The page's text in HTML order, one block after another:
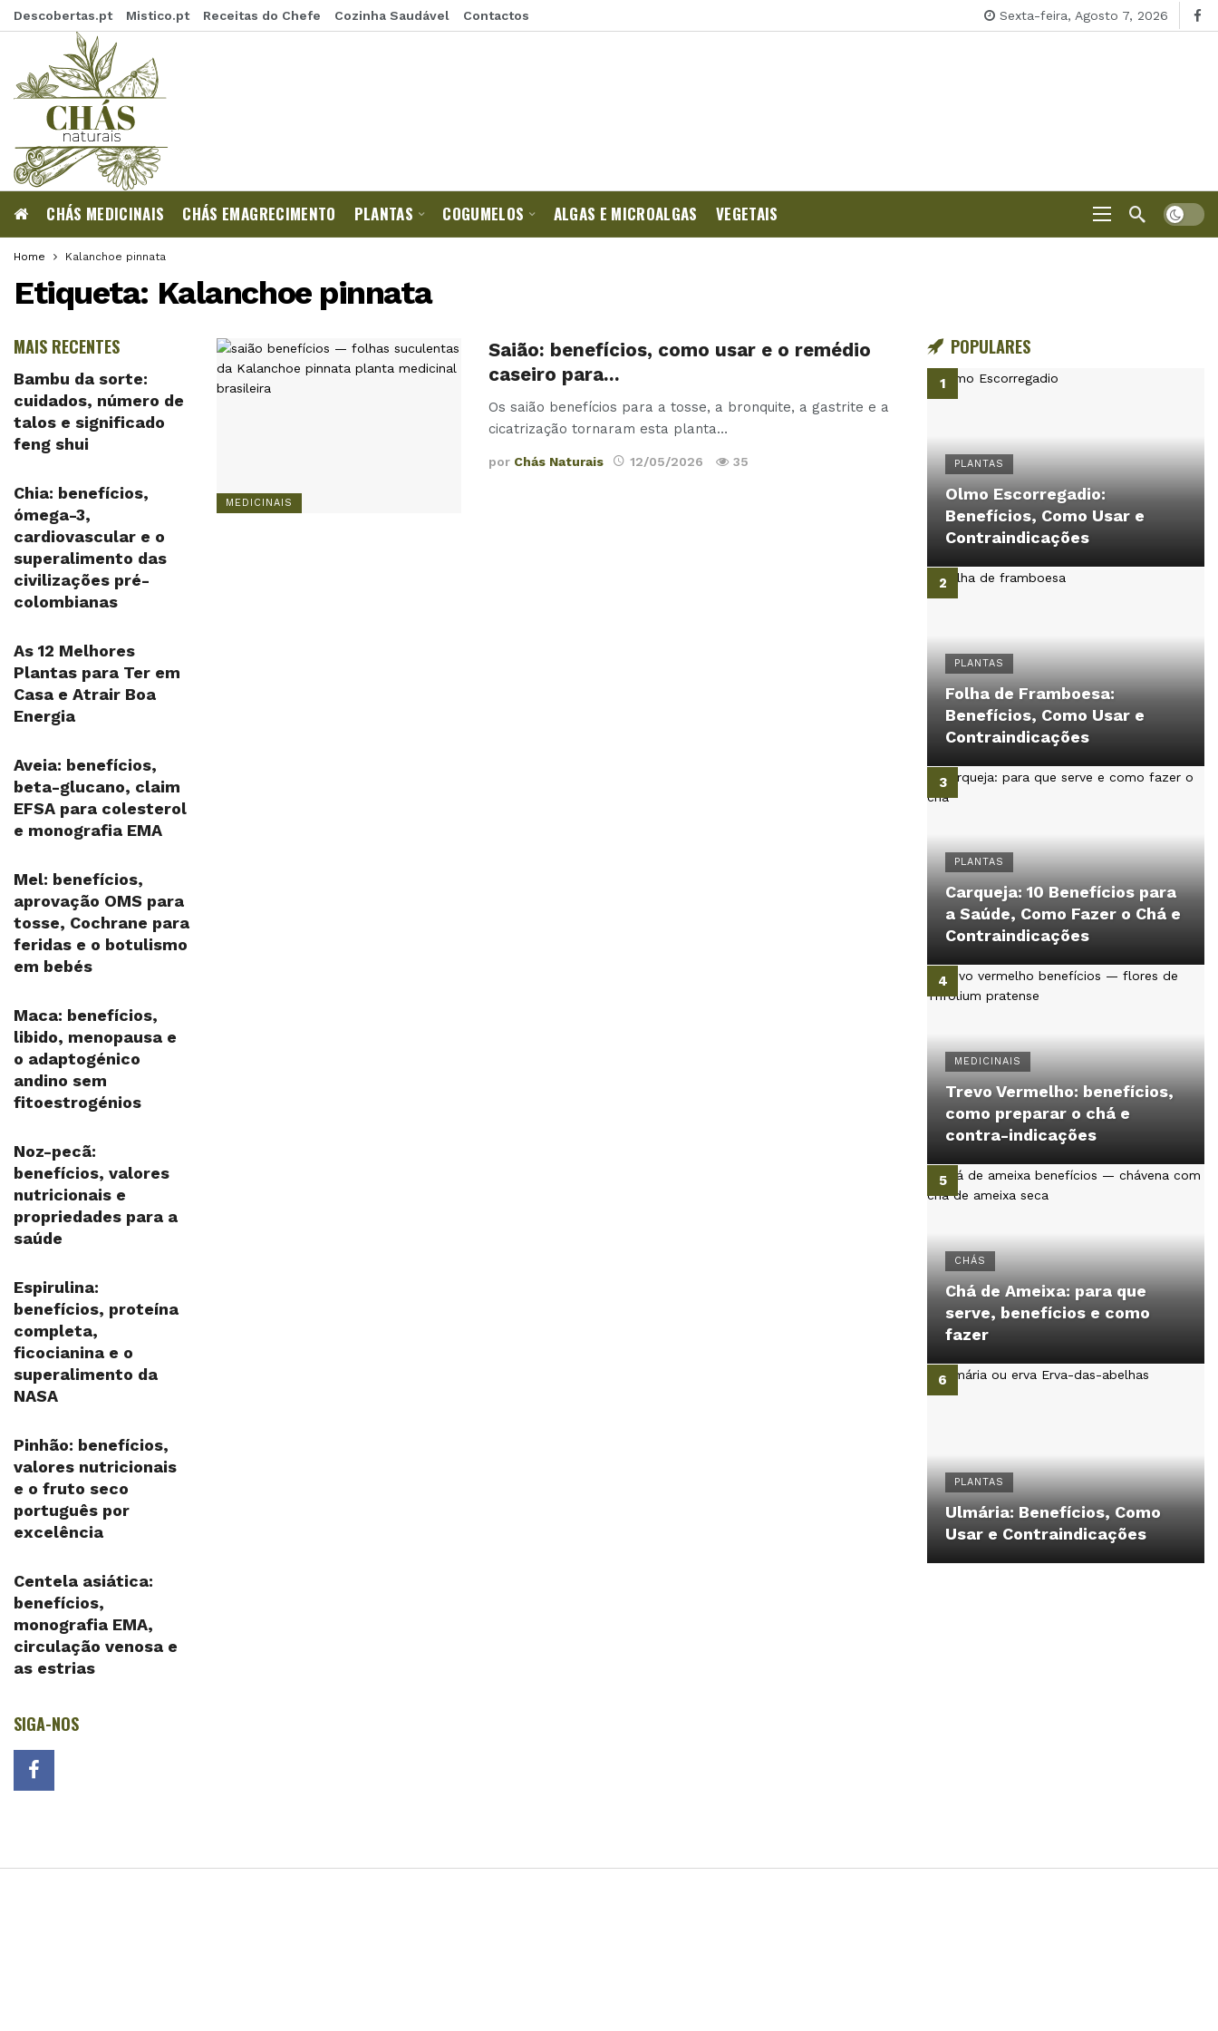
Descobertas.pt Mistico.pt Receitas do Chefe Cozinha Saudável Contactos Sexta-feira, Agosto 7, 2026
CHÁS MEDICINAIS CHÁS EMAGRECIMENTO PLANTAS COGUMELOS ALGAS E MICROALGAS VEGETAIS
Home Kalanchoe pinnata
Etiqueta: Kalanchoe pinnata
MEDICINAIS
Saião: benefícios, como usar e o remédio
caseiro para…
Os saião benefícios para a tosse, a bronquite, a gastrite e a
cicatrização tornaram esta planta…
por Chás Naturais 12/05/2026 35
POPULARES
PLANTAS
Olmo Escorregadio:
Benefícios, Como Usar e
Contraindicações
PLANTAS
Folha de Framboesa:
Benefícios, Como Usar e
Contraindicações
PLANTAS
Carqueja: 10 Benefícios para
a Saúde, Como Fazer o Chá e
Contraindicações
MEDICINAIS
Trevo Vermelho: benefícios,
como preparar o chá e
contra-indicações
CHÁS
Chá de Ameixa: para que
serve, benefícios e como
fazer
PLANTAS
Ulmária: Benefícios, Como
Usar e Contraindicações
MAIS RECENTES
Bambu da sorte:
cuidados, número de
talos e significado
feng shui
Chia: benefícios,
ómega-3,
cardiovascular e o
superalimento das
civilizações pré-
colombianas
As 12 Melhores
Plantas para Ter em
Casa e Atrair Boa
Energia
Aveia: benefícios,
beta-glucano, claim
EFSA para colesterol
e monografia EMA
Mel: benefícios,
aprovação OMS para
tosse, Cochrane para
feridas e o botulismo
em bebés
Maca: benefícios,
libido, menopausa e
o adaptogénico
andino sem
fitoestrogénios
Noz-pecã:
benefícios, valores
nutricionais e
propriedades para a
saúde
Espirulina:
benefícios, proteína
completa,
ficocianina e o
superalimento da
NASA
Pinhão: benefícios,
valores nutricionais
e o fruto seco
português por
excelência
Centela asiática:
benefícios,
monografia EMA,
circulação venosa e
as estrias
SIGA-NOS